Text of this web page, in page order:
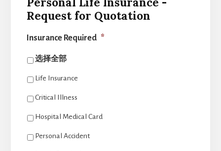
Request for Quotation
Insurance Required *
选择全部
Life Insurance
Critical Illness
Hospital Medical Card
Personal Accident